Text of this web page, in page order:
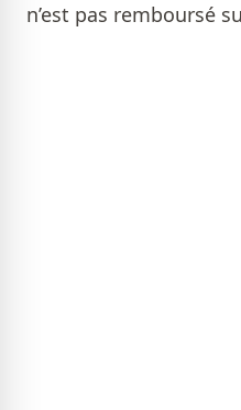
n’est pas remboursé